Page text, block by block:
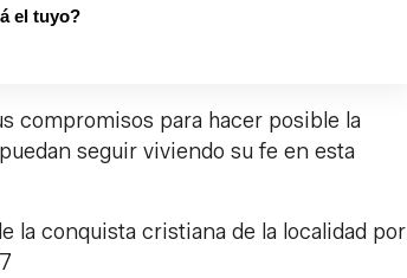
el tuyo?
compromisos para hacer posible la
seguir viviendo su fe en esta
la conquista cristiana de la localidad por